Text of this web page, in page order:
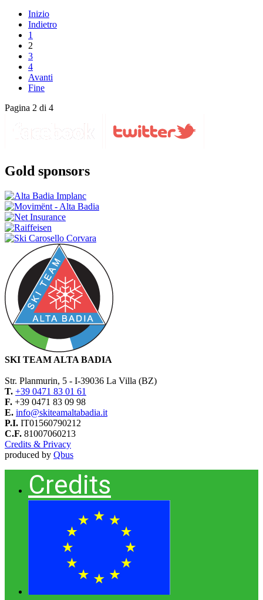
Inizio
Indietro
1
2
3
4
Avanti
Fine
Pagina 2 di 4
Gold sponsors
SKI TEAM ALTA BADIA
Str. Planmurin, 5 - I-39036 La Villa (BZ)
T. +39 0471 83 01 61
F. +39 0471 83 09 98
E. info@skiteamaltabadia.it
P.I. IT01560790212
C.F. 81007060213
Credits & Privacy
produced by Qbus
Credits